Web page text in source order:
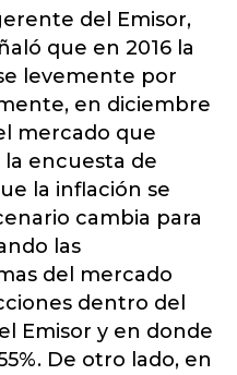
del Emisor,
que en 2016 la
levemente por
en diciembre
mercado que
encuesta de
la inflación se
cambia para
las
del mercado
dentro del
Emisor y en donde
De otro lado, en